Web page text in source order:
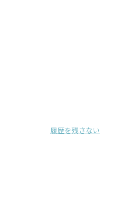
履歴を残さない